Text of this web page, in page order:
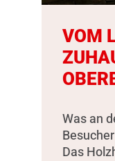
VOM
Was an
Das